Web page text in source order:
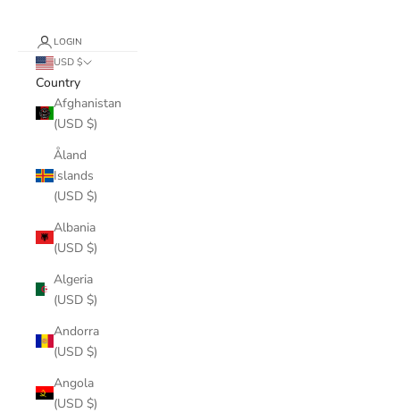
LOGIN
USD $
Country
Afghanistan
(USD $)
Åland
Islands
(USD $)
Albania
(USD $)
Algeria
(USD $)
Andorra
(USD $)
Angola
(USD $)